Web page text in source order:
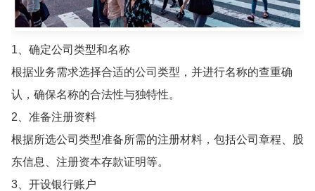
1、确定公司类型和名称
根据业务需求选择合适的公司类型，并进行名称的查重确
认，确保名称的合法性与独特性。
2、准备注册资料
根据所选公司类型准备所需的注册材料，包括公司章程、股
东信息、注册资本存款证明等。
3、开设银行账户